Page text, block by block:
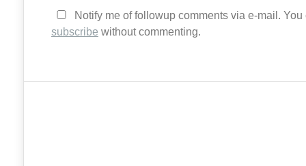
Notify me of followup comments via e-mail. You
subscribe without commenting.